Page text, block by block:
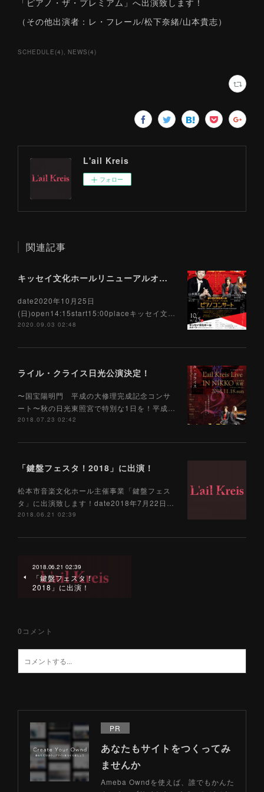
「ピアノ・ザ・プレミアム」へ出演致します！
（その他出演者：レ・フレール/松下奈緒/山本貴志）
SCHEDULE (4) NEWS (4)
L'ail Kreis
フォロー
関連記事
キッセイ文化ホールリニューアルオープン記念コンサート出演決定！
date2020年10月25日
(日)open14:15start15:00placeキッセイ文…
2020.09.03 02:48
ライル・クライス日光公演決定！
〜国宝陽明門 平成の大修理完成記念コンサ
ート〜秋の日光東照宮で特別な1日を！平成…
2018.07.23 02:42
「鍵盤フェスタ！2018」に出演！
松本市音楽文化ホール主催事業「鍵盤フェス
タ」に出演致します！date2018年7月22日…
2018.06.21 02:39
2018.06.21 02:39
「鍵盤フェスタ！
2018」に出演！
0 コメント
PR
あなたもサイトをつくってみ
ませんか
Ameba Owndを使えば、誰でもかんた